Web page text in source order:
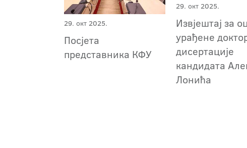
29. окт 2025.
Посјета
представника КФУ
29. окт 2025.
Извјештај за
урађене
дисертације
кандидата
Лонића